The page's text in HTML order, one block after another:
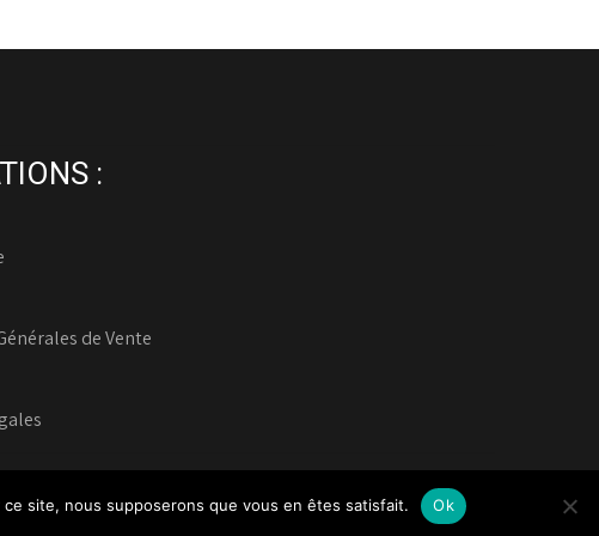
:
de Vente
RÉSERVÉS
site, nous supposerons que vous en êtes satisfait. Ok